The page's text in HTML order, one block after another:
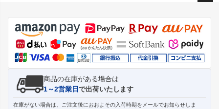
ジト
ップ
へ
商品の在庫がある場合は
1～2営業日で出荷いたします
在庫がない場合は、ご注文後におおよその入荷時期をメールでお知らせしま